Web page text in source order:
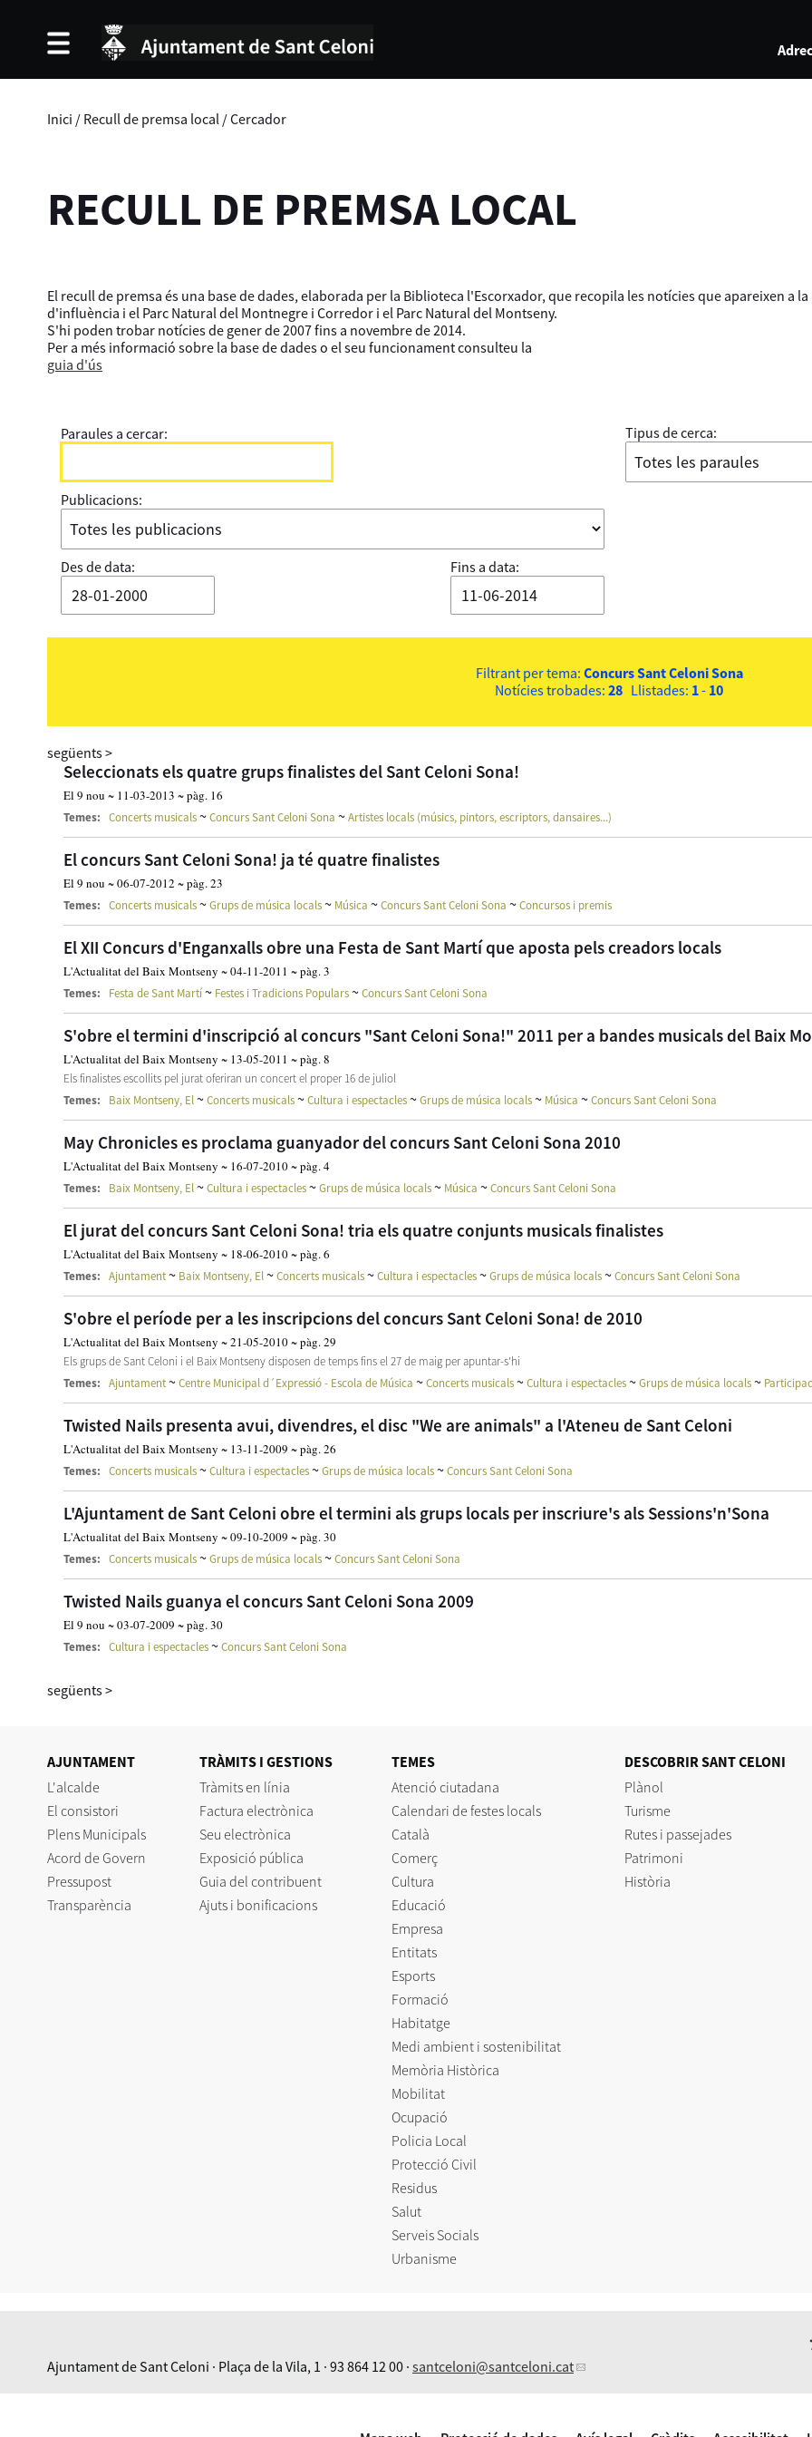
Inici / Recull de premsa local /Cercador
RECULL DE PREMSA LOCAL
El recull de premsa és una base de dades, elaborada per la Biblioteca l'Escorxador, que recopila les notícies que apareixen a
d'influència i el Parc Natural del Montnegre i Corredor i el Parc Natural del Montseny.
S'hi poden trobar notícies de gener de 2007 fins a novembre de 2014.
Per a més informació sobre la base de dades o el seu funcionament consulteu la
guia d'ús
Paraules a cercar: Tipus de cerca:
Publicacions:
Des de data:
Fins a data:
Filtrant per tema: Concurs Sant Celoni Sona
Notícies trobades: 28 Llistades: 1- 10
següents>
Seleccionats els quatre grups finalistes del Sant Celoni Sona!
El 9 nou ~ 11-03-2013 ~ pàg. 16
Temes: Concerts musicals~Concurs Sant Celoni Sona ~Artistes locals (músics, pintors, escriptors, dansaires...)
El concurs Sant Celoni Sona! ja té quatre finalistes
El 9 nou ~ 06-07-2012 ~ pàg. 23
Temes: Concerts musicals~Grups de música locals~ Música ~Concurs Sant Celoni Sona ~Concursos i premis
El XII Concurs d'Enganxalls obre una Festa de Sant Martí que aposta pels creadors locals
L'Actualitat del Baix Montseny ~ 04-11-2011 ~ pàg. 3
Temes: Festa de Sant Martí~ Festes i Tradicions Populars~Concurs Sant Celoni Sona
S'obre el termini d'inscripció al concurs "Sant Celoni Sona!" 2011 per a bandes musicals del Baix
L'Actualitat del Baix Montseny ~ 13-05-2011 ~ pàg. 8
Els finalistes escollits pel jurat oferiran un concert el proper 16 de juliol
Temes:
Baix Montseny, El~Concerts musicals~Cultura i espectacles~Grups de música locals~ Música ~Concurs Sant Celoni Sona
May Chronicles es proclama guanyador del concurs Sant Celoni Sona 2010
L'Actualitat del Baix Montseny ~ 16-07-2010 ~ pàg. 4
Temes: Baix Montseny, El~Cultura i espectacles~Grups de música locals~ Música ~Concurs Sant Celoni Sona
El jurat del concurs Sant Celoni Sona! tria els quatre conjunts musicals finalistes
L'Actualitat del Baix Montseny ~ 18-06-2010 ~ pàg. 6
Temes: Ajuntament~ Baix Montseny, El~Concerts musicals~Cultura i espectacles~Grups de música locals~Concurs Sant Celoni Sona
S'obre el període per a les inscripcions del concurs Sant Celoni Sona! de 2010
L'Actualitat del Baix Montseny ~ 21-05-2010 ~ pàg. 29
Els grups de Sant Celoni i el Baix Montseny disposen de temps fins el 27 de maig per apuntar-s'hi
Temes: Ajuntament~Centre Municipal d´Expressió - Escola de Música ~Concerts musicals~Cultura i espectacles~Grups de música locals~
Twisted Nails presenta avui, divendres, el disc "We are animals" a l'Ateneu de Sant Celoni
L'Actualitat del Baix Montseny ~ 13-11-2009 ~ pàg. 26
Temes: Concerts musicals~Cultura i espectacles~Grups de música locals~Concurs Sant Celoni Sona
L'Ajuntament de Sant Celoni obre el termini als grups locals per inscriure's als Sessions'n'Sona
L'Actualitat del Baix Montseny ~ 09-10-2009 ~ pàg. 30
Temes: Concerts musicals~Grups de música locals~Concurs Sant Celoni Sona
Twisted Nails guanya el concurs Sant Celoni Sona 2009
El 9 nou ~ 03-07-2009 ~ pàg. 30
Temes: Cultura i espectacles~Concurs Sant Celoni Sona
següents>
AJUNTAMENT
L'alcalde
El consistori
Plens Municipals
Acord de Govern
Pressupost
Transparència
TRÀMITS I GESTIONS
Tràmits en línia
Factura electrònica
Seu electrònica
Exposició pública
Guia del contribuent
Ajuts i bonificacions
TEMES
Atenció ciutadana
Calendari de festes locals
Català
Comerç
Cultura
Educació
Empresa
Entitats
Esports
Formació
Habitatge
Medi ambient i sostenibilitat
Memòria Històrica
Mobilitat
Ocupació
Policia Local
Protecció Civil
Residus
Salut
Serveis Socials
Urbanisme
DESCOBRIR SANT CELONI
Plànol
Turisme
Rutes i passejades
Patrimoni
Història
Ajuntament de Sant Celoni · Plaça de la Vila, 1 · 93 864 12 00 · santceloni@santceloni.cat